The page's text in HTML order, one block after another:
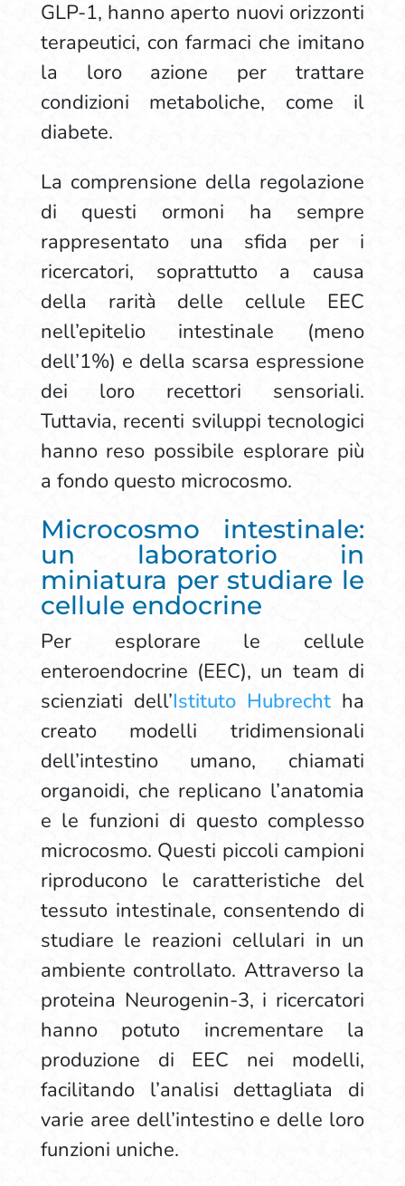
GLP-1, hanno aperto nuovi orizzonti
terapeutici, con farmaci che imitano
la loro azione per trattare
condizioni metaboliche, come il
diabete.
La comprensione della regolazione
di questi ormoni ha sempre
rappresentato una sfida per i
ricercatori, soprattutto a causa
della rarità delle cellule EEC
nell’epitelio intestinale (meno
dell’1%) e della scarsa espressione
dei loro recettori sensoriali.
Tuttavia, recenti sviluppi tecnologici
hanno reso possibile esplorare più
a fondo questo microcosmo.
Microcosmo intestinale:
un laboratorio in
miniatura per studiare le
cellule endocrine
Per esplorare le cellule
enteroendocrine (EEC), un team di
scienziati dell’Istituto Hubrecht ha
creato modelli tridimensionali
dell’intestino umano, chiamati
organoidi, che replicano l’anatomia
e le funzioni di questo complesso
microcosmo. Questi piccoli campioni
riproducono le caratteristiche del
tessuto intestinale, consentendo di
studiare le reazioni cellulari in un
ambiente controllato. Attraverso la
proteina Neurogenin-3, i ricercatori
hanno potuto incrementare la
produzione di EEC nei modelli,
facilitando l’analisi dettagliata di
varie aree dell’intestino e delle loro
funzioni uniche.